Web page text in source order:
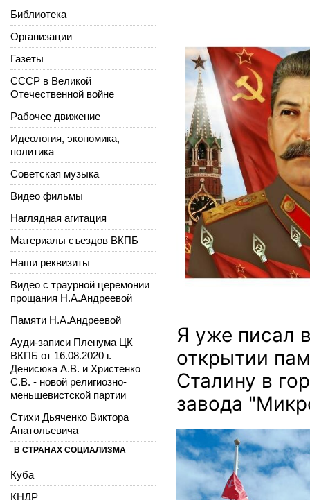
https://
zen_doc/1860332/
Я уже писал
открытии
Сталину в
завода
https://
zen_doc/1945976/
Библиотека
Организации
Газеты
СССР в Великой
Отечественной войне
Рабочее движение
Идеология, экономика,
политика
Советская музыка
Видео фильмы
Наглядная агитация
Материалы съездов ВКПБ
Наши реквизиты
Видео с траурной церемонии
прощания Н.А.Андреевой
Памяти Н.А.Андреевой
Ауди-записи Пленума ЦК
ВКПБ от 16.08.2020 г.
Денисюка А.В. и Христенко
С.В. - новой религиозно-
меньшевистской партии
Стихи Дьяченко Виктора
Анатольевича
В СТРАНАХ СОЦИАЛИЗМА
Куба
КНДР